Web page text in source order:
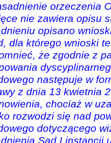
orzeczenia
nie zawiera opisu
opisano
dla którego wnioski
że zgodnie z
następuje w
z dnia 13 kwietnia
chociaż w
rozwodzi się nad
dotyczącego
Sąd I instancji